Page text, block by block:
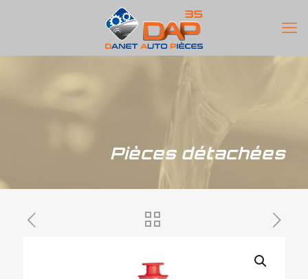
Pièces détachées